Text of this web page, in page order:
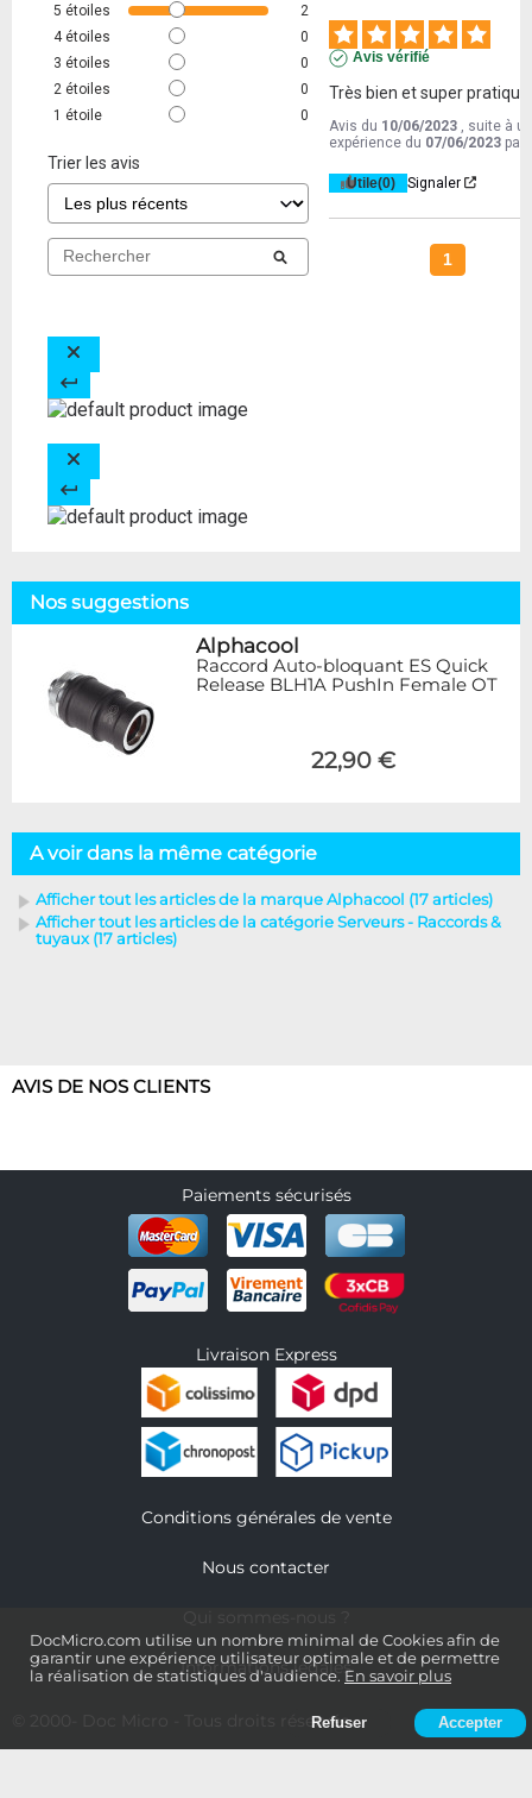
DocMicro.com utilise un nombre minimal de Cookies afin de
garantir une expérience utilisateur optimale et de permettre
la réalisation de statistiques d'audience. En savoir plus
Refuser Accepter
5 étoiles
2
4 étoiles
0
3 étoiles
0
2 étoiles
0
1 étoile 0
Trier les avis
Avis vérifié
Très bien et super pratique
Avis du 10/06/2023
, suite à
expérience du 07/06/2023 par
Utile(0) Signaler
1
Nos suggestions
Alphacool
Raccord Auto-bloquant ES Quick
Release BLH1A PushIn Female OT
22,90 €
A voir dans la même catégorie
Afficher tout les articles de la marque Alphacool (17 articles)
Afficher tout les articles de la catégorie Serveurs - Raccords &
tuyaux (17 articles)
AVIS DE NOS CLIENTS
Paiements sécurisés
Livraison Express
Conditions générales de vente
Nous contacter
Informations légales
- Tous droits réservés